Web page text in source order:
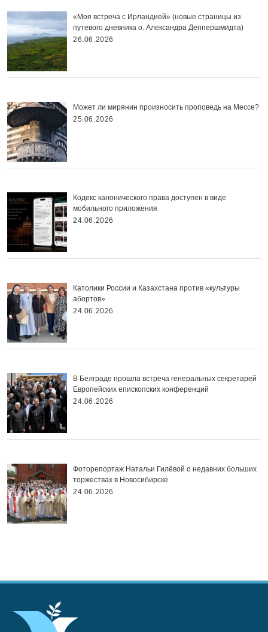
«Моя встреча с Ирландией» (новые страницы из
путевого дневника о. Александра Деппершмидта)
26.06.2026
Может ли мирянин произносить проповедь на Мессе?
25.06.2026
Кодекс канонического права доступен в виде
мобильного приложения
24.06.2026
Католики России и Казахстана против «культуры
абортов»
24.06.2026
В Белграде прошла встреча генеральных секретарей
Европейских епископских конференций
24.06.2026
Фоторепортаж Натальи Гилёвой о недавних больших
торжествах в Новосибирске
24.06.2026